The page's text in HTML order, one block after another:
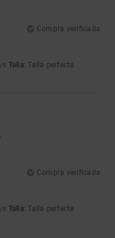
Compra verificada
/5 Talla: Talla perfecta
Compra verificada
/5 Talla: Talla perfecta